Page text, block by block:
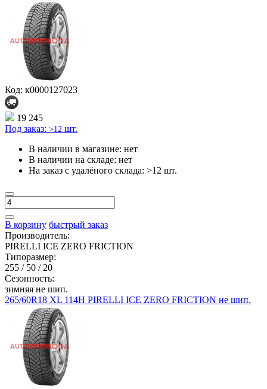
Код: к0000127023
19 245
Под заказ: >12 шт.
В наличии в магазине: нет
В наличии на складе: нет
На заказ с удалёного склада: >12 шт.
В корзину быстрый заказ
Производитель:
PIRELLI ICE ZERO FRICTION
Типоразмер:
255 / 50 / 20
Сезонность:
зимняя не шип.
265/60R18 XL 114H PIRELLI ICE ZERO FRICTION не шип.